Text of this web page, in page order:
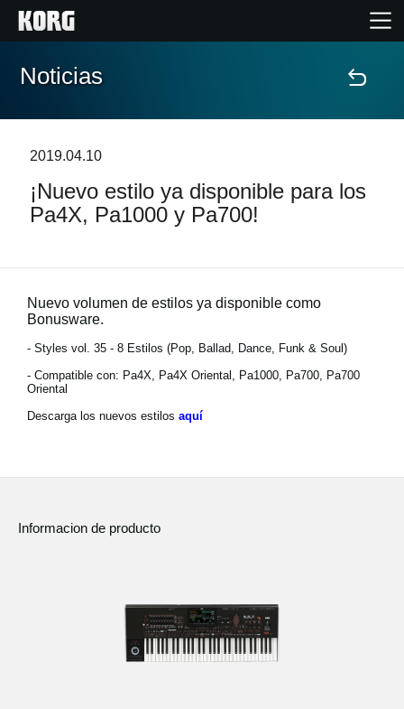
Inicio
Características
Soporte
Localizador de Tiendas
Noticias
Noticias
2019.04.10
¡Nuevo estilo ya disponible para los
Pa4X, Pa1000 y Pa700!
Nuevo volumen de estilos ya disponible como
Bonusware.
- Styles vol. 35 - 8 Estilos (Pop, Ballad, Dance, Funk & Soul)
- Compatible con: Pa4X, Pa4X Oriental, Pa1000, Pa700, Pa700
Oriental
Descarga los nuevos estilos aquí
Informacion de producto